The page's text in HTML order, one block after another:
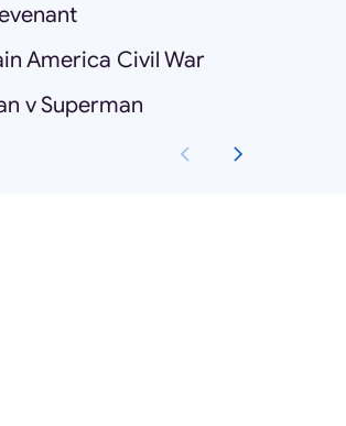
America Civil War
v Superman